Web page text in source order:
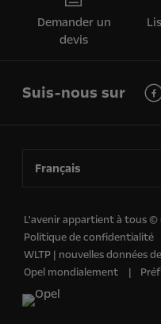
Demander un
devis
Suis-nous sur
Français
L'avenir appartient à tous ©
Politique de confidentialité
WLTP | nouvelles données
Opel mondialement